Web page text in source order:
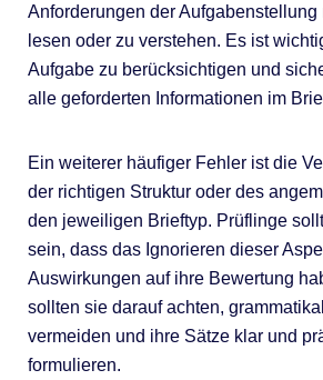
Anforderungen der Aufgabenstellung
lesen oder zu verstehen. Es ist
Aufgabe zu berücksichtigen und
alle geforderten Informationen im
Ein weiterer häufiger Fehler ist die
der richtigen Struktur oder des
den jeweiligen Brieftyp. Prüflinge
sein, dass das Ignorieren dieser
Auswirkungen auf ihre Bewertung
sollten sie darauf achten,
vermeiden und ihre Sätze klar und
formulieren.